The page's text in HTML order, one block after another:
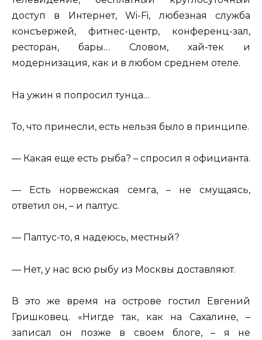
доступ в Интернет, Wi-Fi, любезная служба
консъержей, фитнес-центр, конференц-зал,
ресторан, бары… Словом, хай-тек и
модернизация, как и в любом среднем отеле.
На ужин я попросил тунца…
То, что принесли, есть нельзя было в принципе.
— Какая еще есть рыба? – спросил я официанта.
— Есть норвежская семга, – не смущаясь,
ответил он, – и палтус.
— Палтус-то, я надеюсь, местный?
— Нет, у нас всю рыбу из Москвы доставляют.
В это же время на острове гостил Евгений
Гришковец. «Нигде так, как на Сахалине, –
записал он позже в своем блоге, – я не